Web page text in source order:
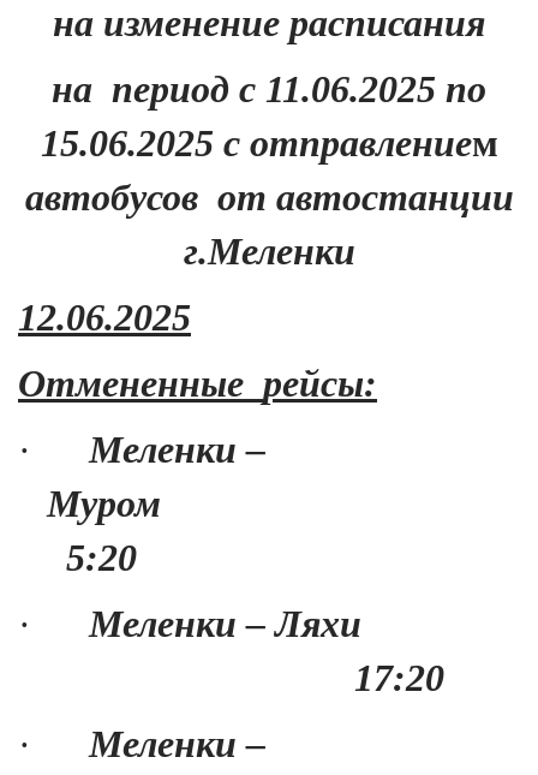
на изменение расписания
на период с 11.06.2025 по
15.06.2025 c отправлением
автобусов от автостанции
г.Меленки
12.06.2025
Отмененные рейсы:
·
Меленки –
Муром
5:20
·
Меленки – Ляхи
17:20
·
Меленки –